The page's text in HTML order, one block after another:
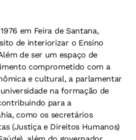
em Feira de Santana,
de interiorizar o Ensino
de ser um espaço de
comprometido com a
e cultural, a parlamentar
na formação de
para a
como os secretários
(Justiça e Direitos Humanos)